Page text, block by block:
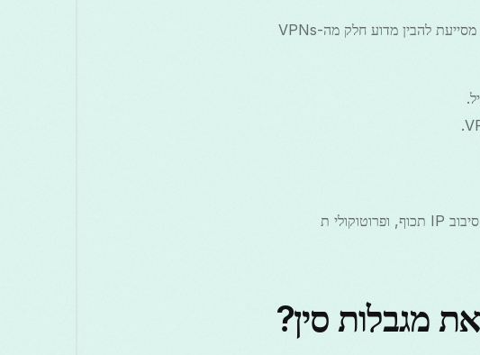
סין משתמשת במספר שיטות טכניות לשליטה וסינון תעבורת האינטרנט. הבנת שיטות אלו מסייעת להבין מדוע חלק מה-VPNs
כיוון ש־GFW מתפתח במהירות, חציצה אמינה דורשת טכניקות אדפטיביות כגון הסוואה, סיבוב IP תכוף, ופרוטוקולי ת